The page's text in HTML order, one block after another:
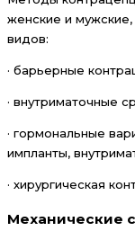
женские и
видов:
· барьерные
· внутриматочные
· гормональные
импланты,
· хирургическая
Механические